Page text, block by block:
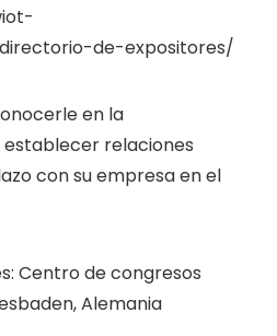
de-expositores/
en la
establecer relaciones
con su empresa en el
Centro de congresos
Alemania